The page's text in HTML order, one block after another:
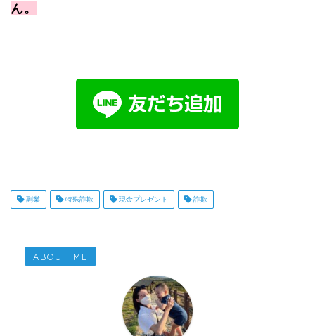
ん。
副業 特殊詐欺 現金プレゼント 詐欺
ABOUT ME